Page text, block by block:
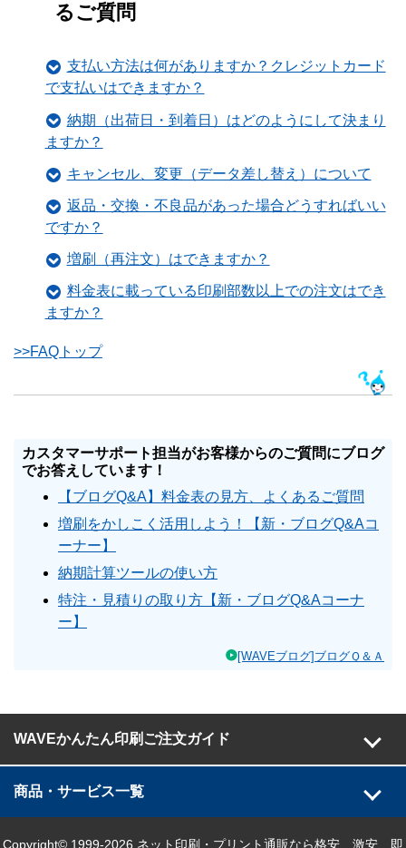
るご質問
支払い方法は何がありますか？クレジットカード
で支払いはできますか？
納期（出荷日・到着日）はどのようにして決まり
ますか？
キャンセル、変更（データ差し替え）について
返品・交換・不良品があった場合どうすればいい
ですか？
増刷（再注文）はできますか？
料金表に載っている印刷部数以上での注文はでき
ますか？
>>FAQトップ
カスタマーサポート担当がお客様からのご質問にブログ
でお答えしています！
【ブログQ&A】料金表の見方、よくあるご質問
増刷をかしこく活用しよう！【新・ブログQ&Aコ
ーナー】
納期計算ツールの使い方
特注・見積りの取り方【新・ブログQ&Aコーナ
ー】
[WAVEブログ]ブログＱ＆Ａ
WAVEかんたん印刷ご注文ガイド
商品・サービス一覧
Copyright© 1999-2026 ネット印刷・プリント通販なら格安、激安、即